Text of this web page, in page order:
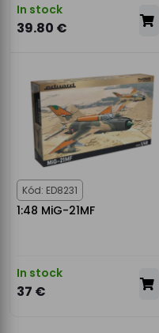
In stock
39.80 €
Kód: ED8231
1:48 MiG-21MF
In stock
37 €